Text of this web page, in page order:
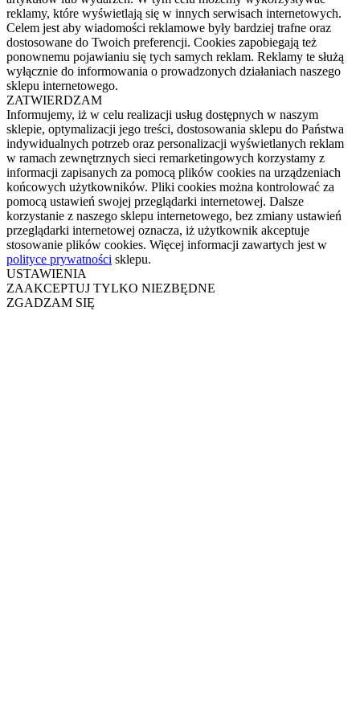
reklamy, które wyświetlają się w innych serwisach internetowych.
Celem jest aby wiadomości reklamowe były bardziej trafne oraz
dostosowane do Twoich preferencji. Cookies zapobiegają też
ponownemu pojawianiu się tych samych reklam. Reklamy te służą
wyłącznie do informowania o prowadzonych działaniach naszego
sklepu internetowego.
ZATWIERDZAM
Informujemy, iż w celu realizacji usług dostępnych w naszym
sklepie, optymalizacji jego treści, dostosowania sklepu do Państwa
indywidualnych potrzeb oraz personalizacji wyświetlanych reklam
w ramach zewnętrznych sieci remarketingowych korzystamy z
informacji zapisanych za pomocą plików cookies na urządzeniach
końcowych użytkowników. Pliki cookies można kontrolować za
pomocą ustawień swojej przeglądarki internetowej. Dalsze
korzystanie z naszego sklepu internetowego, bez zmiany ustawień
przeglądarki internetowej oznacza, iż użytkownik akceptuje
stosowanie plików cookies. Więcej informacji zawartych jest w
polityce prywatności sklepu.
USTAWIENIA
ZAAKCEPTUJ TYLKO NIEZBĘDNE
ZGADZAM SIĘ